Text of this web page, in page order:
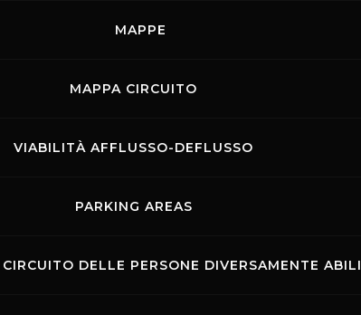
MAPPE
MAPPA CIRCUITO
VIABILITÀ AFFLUSSO-DEFLUSSO
PARKING AREAS
DELLE PERSONE DIVERSAMENTE ABILI
per moto e auto
4 in pista in preparazione della stagione 2022
il Trofeo Pirelli Ferrari Challenge